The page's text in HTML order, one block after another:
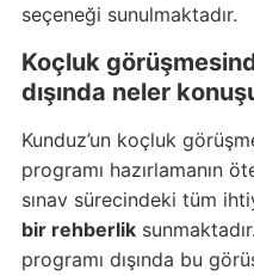
seçeneği sunulmaktadır.
Koçluk
dışında neler
Kunduz’un koçluk
programı hazırlamanın
sınav sürecindeki tüm
bir rehberlik
programı dışında bu